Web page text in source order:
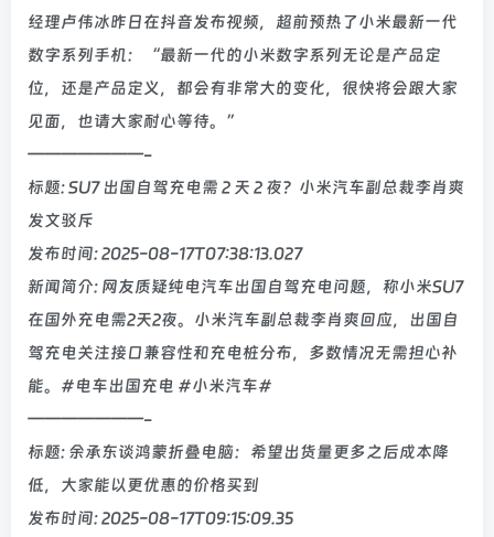
经理卢伟冰昨日在抖音发布视频，超前预热了小米最新一代
数字系列手机：“最新一代的小米数字系列无论是产品定
位，还是产品定义，都会有非常大的变化，很快将会跟大家
见面，也请大家耐心等待。”
———————-
标题: SU7 出国自驾充电需 2 天 2 夜？小米汽车副总裁李肖爽
发文驳斥
发布时间: 2025-08-17T07:38:13.027
新闻简介: 网友质疑纯电汽车出国自驾充电问题，称小米SU7
在国外充电需2天2夜。小米汽车副总裁李肖爽回应，出国自
驾充电关注接口兼容性和充电桩分布，多数情况无需担心补
能。#电车出国充电 #小米汽车#
———————-
标题: 余承东谈鸿蒙折叠电脑：希望出货量更多之后成本降
低，大家能以更优惠的价格买到
发布时间: 2025-08-17T09:15:09.35